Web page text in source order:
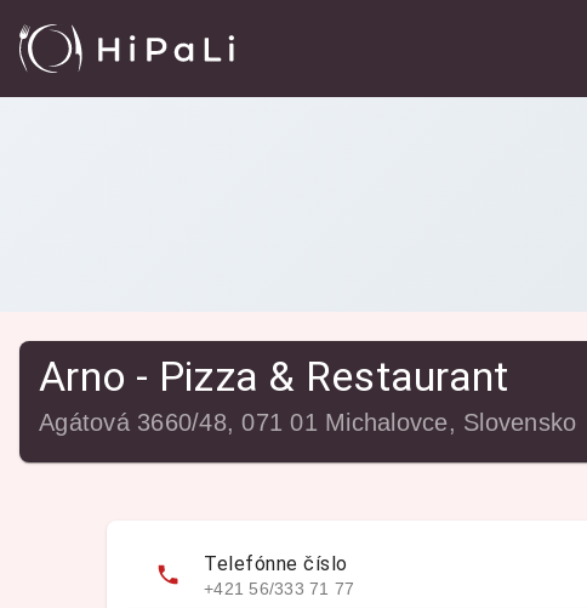
Reštaurácie Arno - Pizza & Restaurant
Arno - Pizza & Restaurant
Agátová 3660/48, 071 01 Michalovce, Slovensko
Telefónne číslo
+421 56/333 71 77